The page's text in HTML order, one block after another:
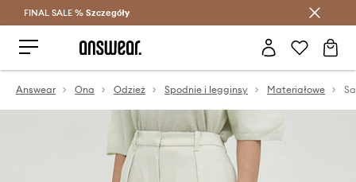
Oszczędzaj z Answear Club >
FINAL SALE % Szczegóły
Answear Ona Odzież Spodnie i legginsy Materiałowe